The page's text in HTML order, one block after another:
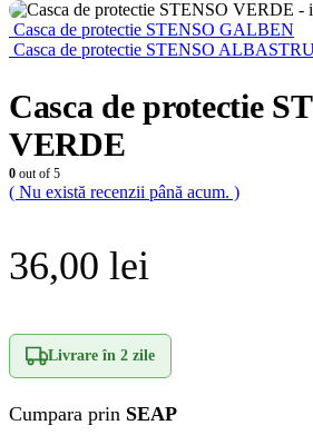
Casca de protectie STENSO GALBEN
Casca de protectie STENSO
Casca de protectie
VERDE
0 out of 5
( Nu există recenzii până acum. )
36,00 lei
Livrare în 2 zile
Cumpara prin SEAP